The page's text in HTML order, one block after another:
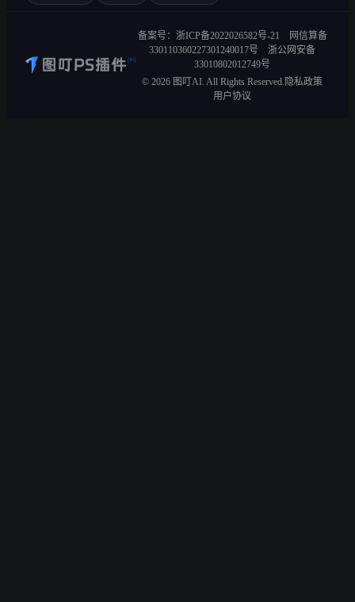
备案号：浙ICP备2022026582号-21
网信算备
330110360227301240017号
浙公网安备
33010802012749号
©2026 图叮AI. All Rights Reserved. 隐私政策
用户协议